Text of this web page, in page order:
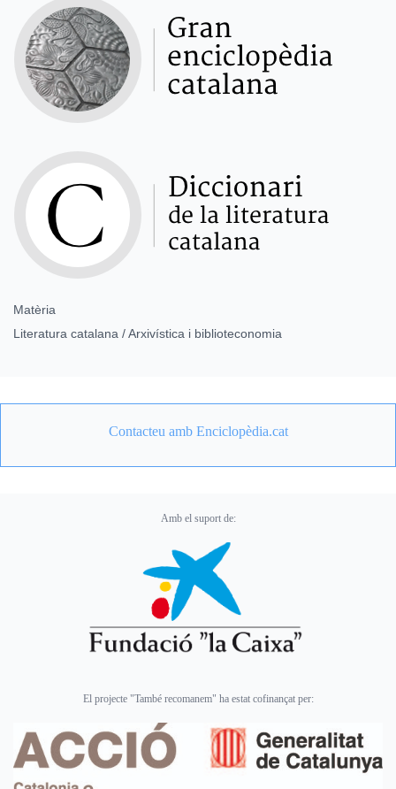
Matèria
Literatura catalana / Arxivística i biblioteconomia
Contacteu amb Enciclopèdia.cat
Amb el suport de:
El projecte "També recomanem" ha estat cofinançat per: